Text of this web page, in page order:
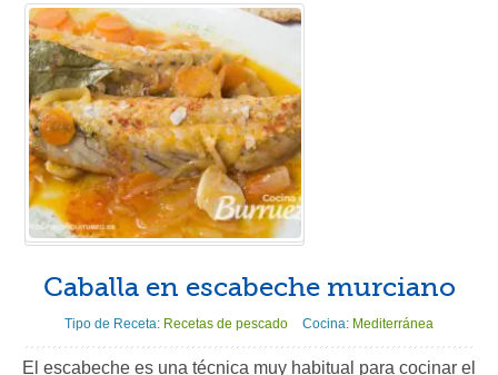
Caballa en escabeche murciano
Tipo de Receta: Recetas de pescado Cocina: Mediterránea
El escabeche es una técnica muy habitual para cocinar el